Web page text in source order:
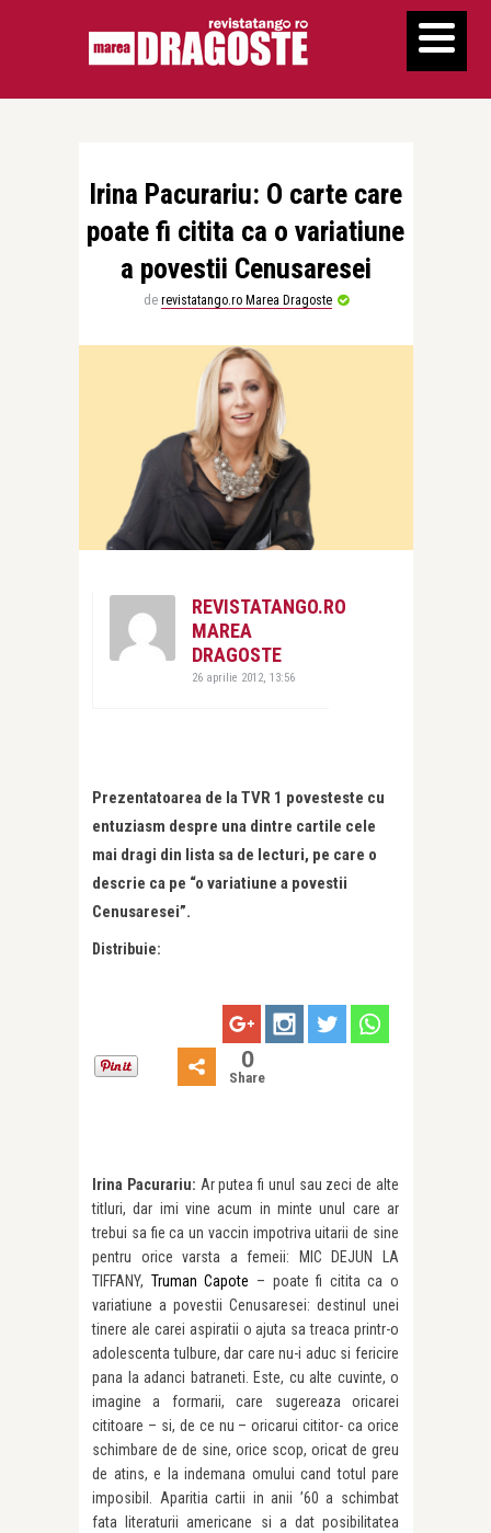
Irina Pacurariu: O carte care
poate fi citita ca o variatiune
a povestii Cenusaresei
de revistatango.ro Marea Dragoste
REVISTATANGO.RO
MAREA
DRAGOSTE
26 aprilie 2012, 13:56
Prezentatoarea de la TVR 1 povesteste cu
entuziasm despre una dintre cartile cele
mai dragi din lista sa de lecturi, pe care o
descrie ca pe “o variatiune a povestii
Cenusaresei”.
Distribuie:
0
Share
Irina Pacurariu: Ar putea fi unul sau zeci de alte
titluri, dar imi vine acum in minte unul care ar
trebui sa fie ca un vaccin impotriva uitarii de sine
pentru orice varsta a femeii: MIC DEJUN LA
TIFFANY, Truman Capote – poate fi citita ca o
variatiune a povestii Cenusaresei: destinul unei
tinere ale carei aspiratii o ajuta sa treaca printr-o
adolescenta tulbure, dar care nu-i aduc si fericire
pana la adanci batraneti. Este, cu alte cuvinte, o
imagine a formarii, care sugereaza oricarei
cititoare – si, de ce nu – oricarui cititor- ca orice
schimbare de de sine, orice scop, oricat de greu
de atins, e la indemana omului cand totul pare
imposibil. Aparitia cartii in anii ’60 a schimbat
fata literaturii americane si a dat posibilitatea